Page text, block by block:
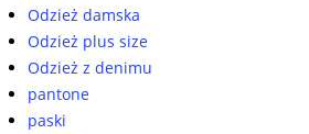
Odzież damska
Odzież plus size
Odzież z denimu
pantone
paski